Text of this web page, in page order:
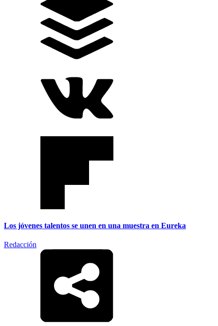
Los jóvenes talentos se unen en una muestra en Eureka
Redacción